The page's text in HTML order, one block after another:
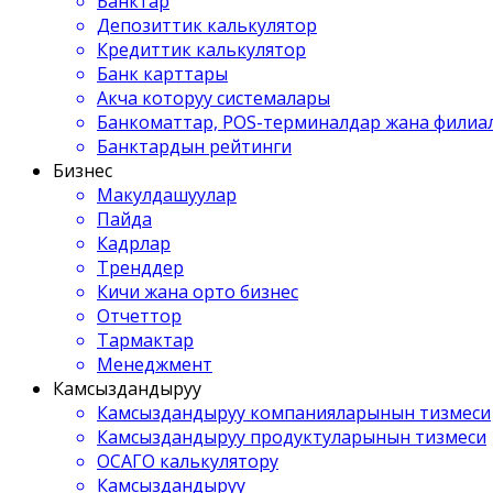
Депозиттик калькулятор
Кредиттик калькулятор
Банк карттары
Акча которуу системалары
Банкоматтар, POS-терминалдар жана
Банктардын рейтинги
Бизнес
Макулдашуулар
Пайда
Кадрлар
Тренддер
Кичи жана орто бизнес
Отчеттор
Тармактар
Менеджмент
Камсыздандыруу
Камсыздандыруу компанияларынын тизмеси
Камсыздандыруу продуктуларынын тизмеси
ОСАГО калькулятору
Камсыздандыруу